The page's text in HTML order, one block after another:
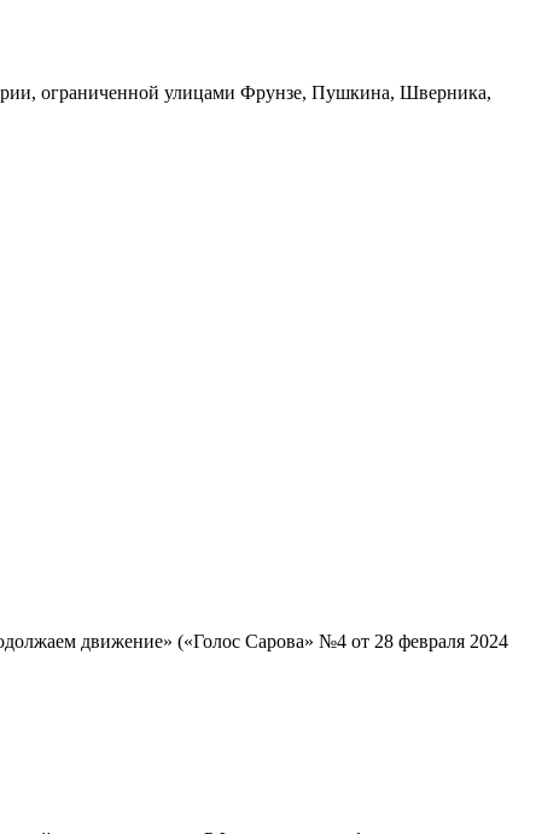
ограниченной улицами Фрунзе, Пушкина, Шверника,
движение» («Голос Сарова» №4 от 28 февраля 2024